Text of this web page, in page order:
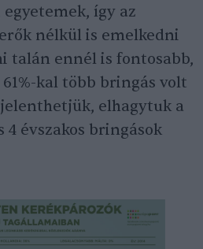
így az
nélkül is emelkedni
talán ennél is fontosabb,
kal több bringás volt
elhagytuk a
évszakos bringások